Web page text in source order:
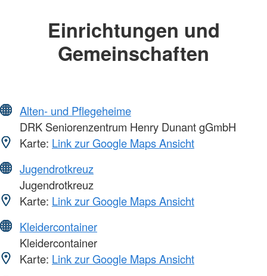
Einrichtungen und
Gemeinschaften
Alten- und Pflegeheime
DRK Seniorenzentrum Henry Dunant gGmbH
Karte: Link zur Google Maps Ansicht
Jugendrotkreuz
Jugendrotkreuz
Karte: Link zur Google Maps Ansicht
Kleidercontainer
Kleidercontainer
Karte: Link zur Google Maps Ansicht